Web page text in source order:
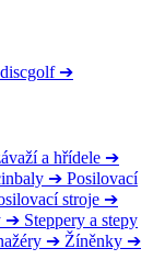
➔
a hřídele ➔
➔ Posilovací
stroje ➔
➔ Steppery a stepy
➔ Žíněnky ➔